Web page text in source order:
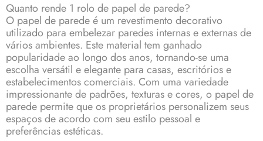
Quanto rende 1 rolo de papel de parede?
O papel de paredeé um revestimento decorativo
utilizado para embelezar paredes internas e externas de
vários ambientes. Este material tem ganhado
popularidade ao longo dos anos, tornando-se uma
escolha versátil e elegante para casas, escritórios e
estabelecimentos comerciais. Com uma variedade
impressionante de padrões, texturas e cores, o papel de
parede permite que os proprietários personalizem seus
espaços de acordo com seu estilo pessoal e
preferências estéticas.